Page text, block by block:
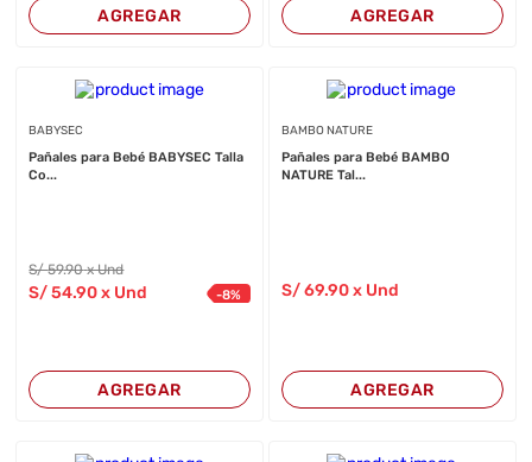
AGREGAR AGREGAR
BABYSEC
Pañales para Bebé BABYSEC Talla
Co...
S/59.90 x Und
S/54.90 x Und -8%
AGREGAR
BAMBO NATURE
Pañales para Bebé BAMBO
NATURE Tal...
S/69.90x Und
AGREGAR